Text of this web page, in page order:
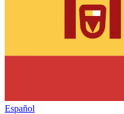
Español